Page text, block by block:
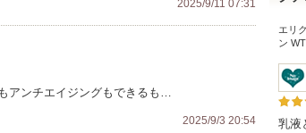
2025/9/11 07:31
アンチエイジングもできるも…
2025/9/3 20:54
エリ
ン WT
乳液